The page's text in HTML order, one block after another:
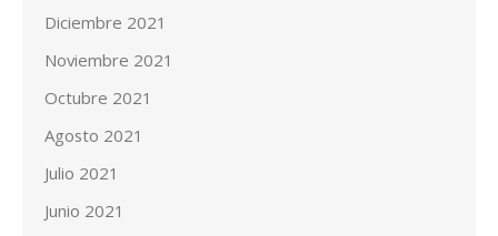
Diciembre 2021
Noviembre 2021
Octubre 2021
Agosto 2021
Julio 2021
Junio 2021